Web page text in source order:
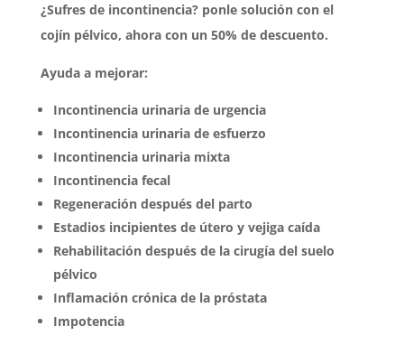
¿Sufres de incontinencia? ponle solución con el
cojín pélvico, ahora con un 50% de descuento.
Ayuda a mejorar:
Incontinencia urinaria de urgencia
Incontinencia urinaria de esfuerzo
Incontinencia urinaria mixta
Incontinencia fecal
Regeneración después del parto
Estadios incipientes de útero y vejiga caída
Rehabilitación después de la cirugía del suelo
pélvico
Inflamación crónica de la próstata
Impotencia